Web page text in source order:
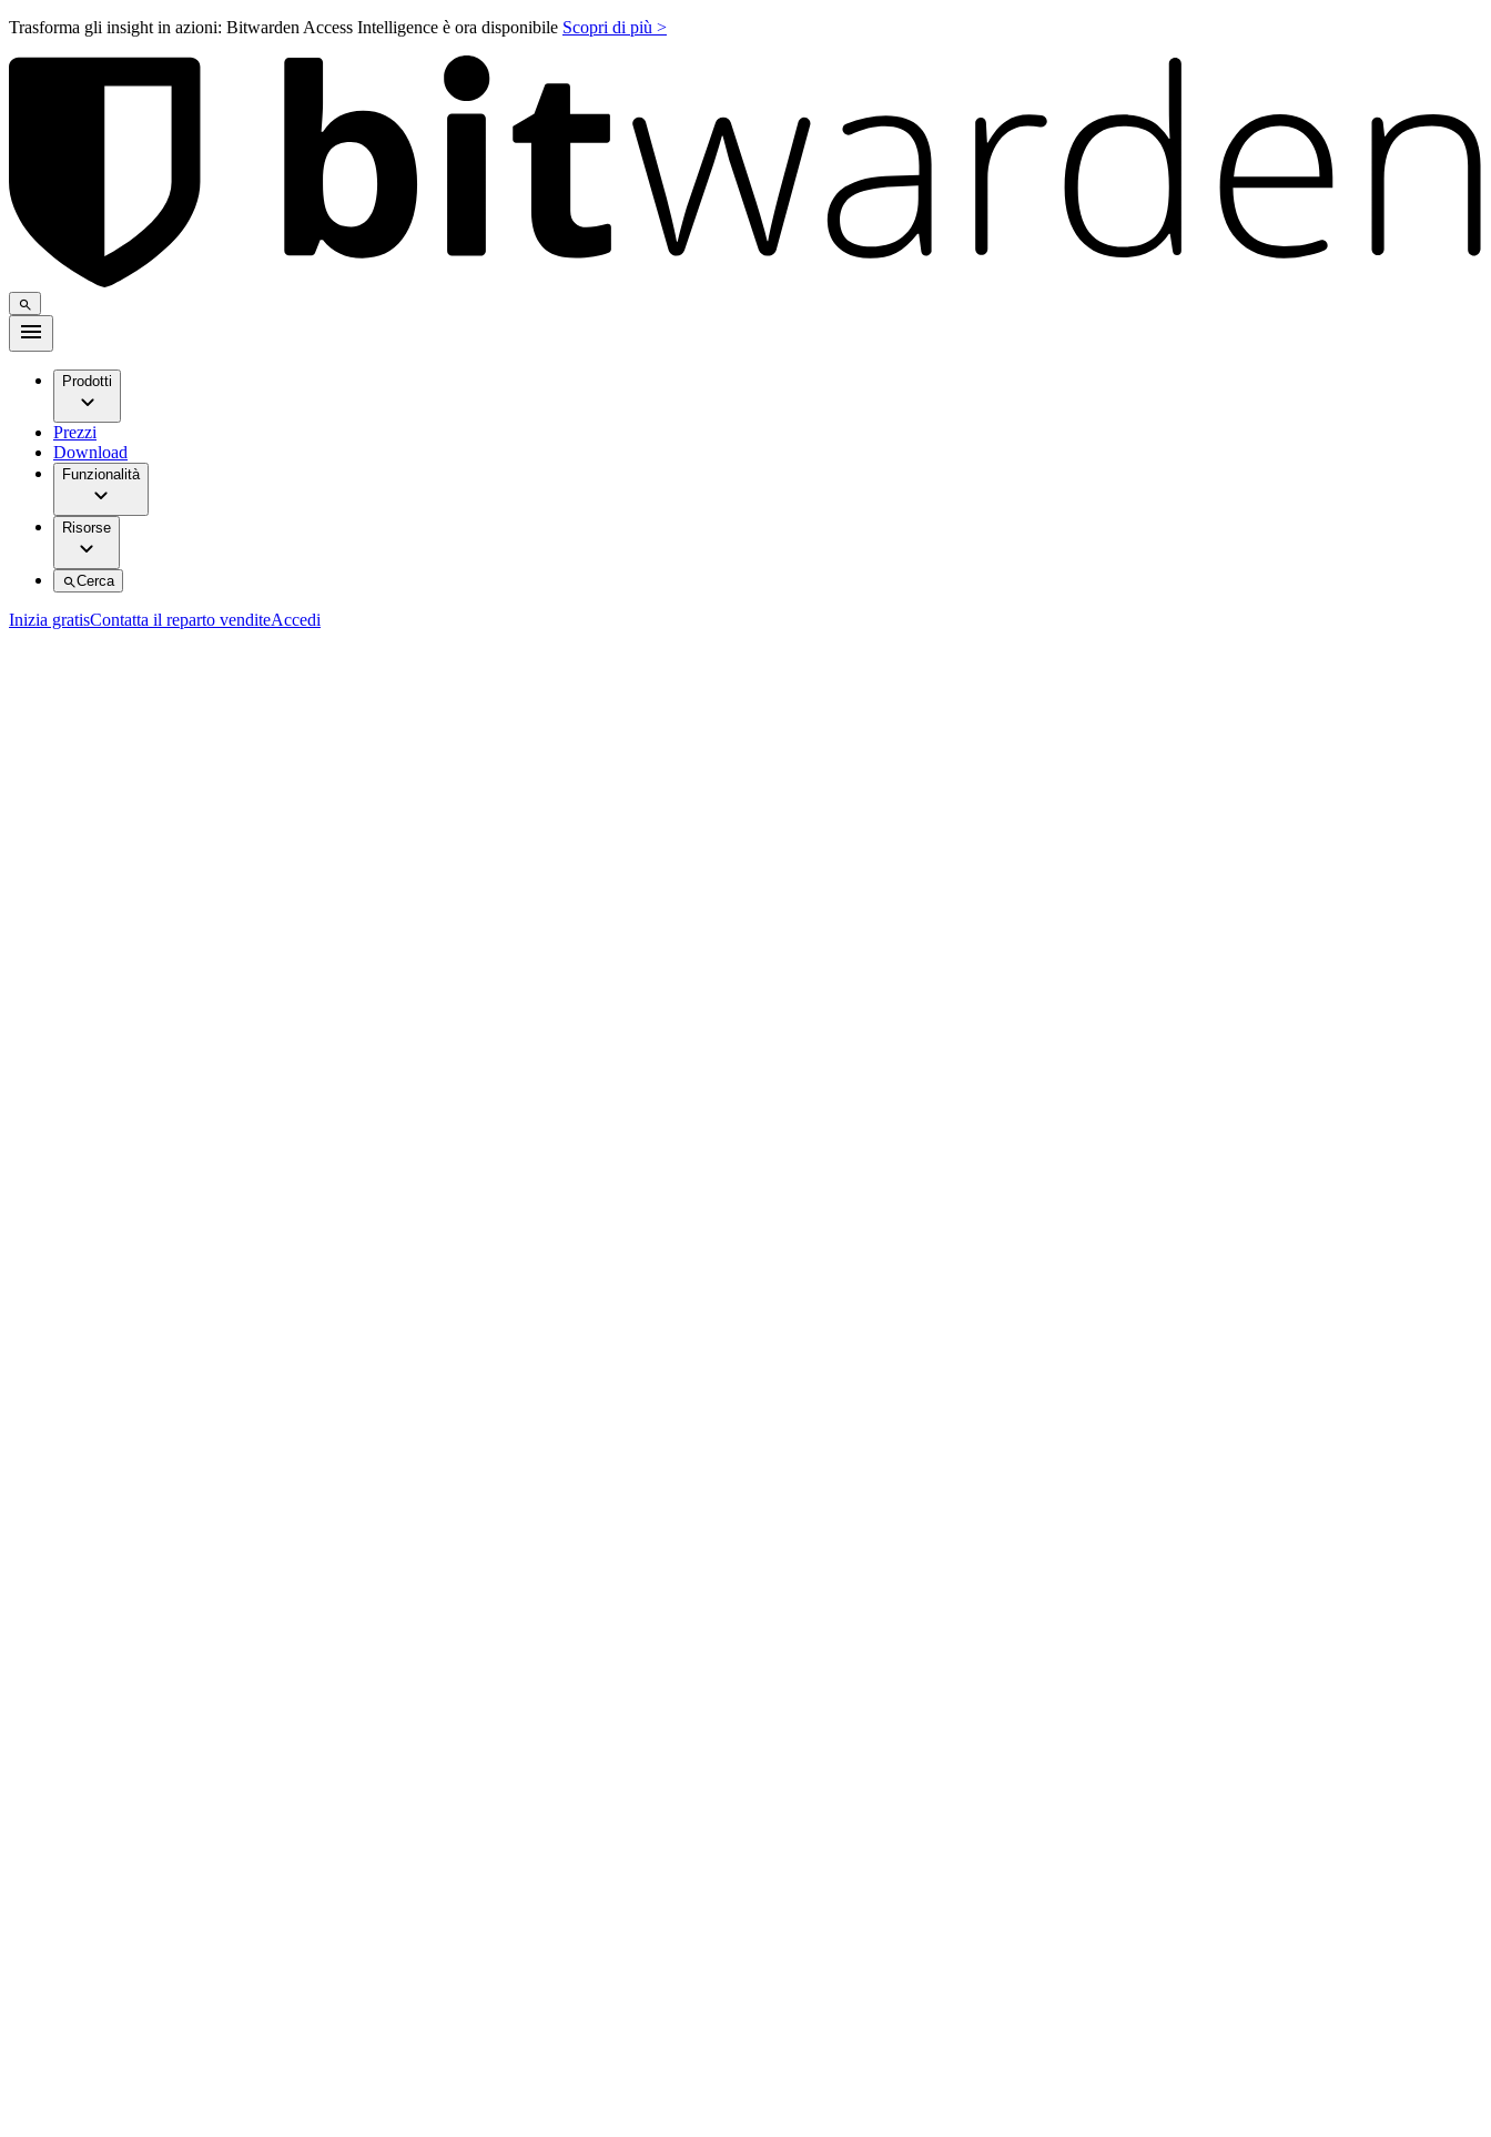
Trasforma gli insight in azioni: Bitwarden Access Intelligence è ora disponibile Scopri di più >
Prodotti
Prezzi
Download
Funzionalità
Risorse
Cerca
Inizia gratisContatta il reparto venditeAccedi